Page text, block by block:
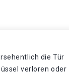
die Tür
verloren oder